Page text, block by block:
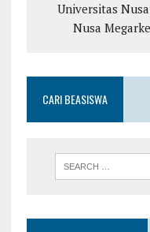
Universitas
Nusa
CARI BEASISWA